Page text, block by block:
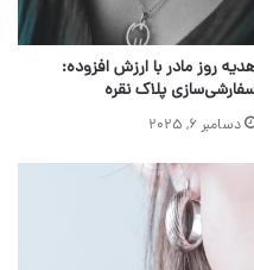
روز مادر با ارزش افزوده:
پلاک نقره
دسامبر 6, 2025